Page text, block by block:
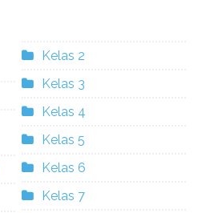
Kelas 2
Kelas 3
Kelas 4
Kelas 5
Kelas 6
Kelas 7